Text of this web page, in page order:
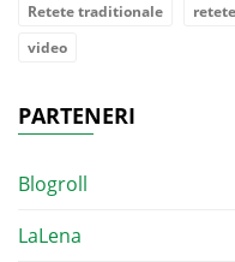
Retete traditionale
video
PARTENERI
Blogroll
LaLena